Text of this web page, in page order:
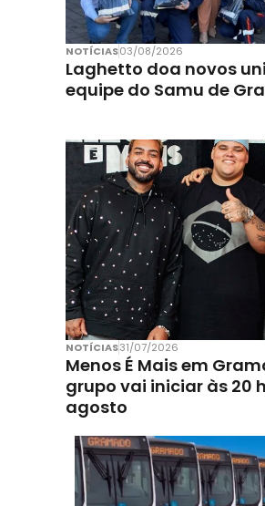
NOTÍCIAS03/08/2026
Laghetto doa novos
equipe do Samu de
NOTÍCIAS31/07/2026
Menos É Mais em
grupo vai iniciar às 20
agosto